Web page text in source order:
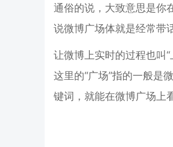
通俗的说，大致意思是你
说微博广场体就是经常带
让微博上实时的过程也叫“
这里的“广场”指的一般是
键词，就能在微博广场上